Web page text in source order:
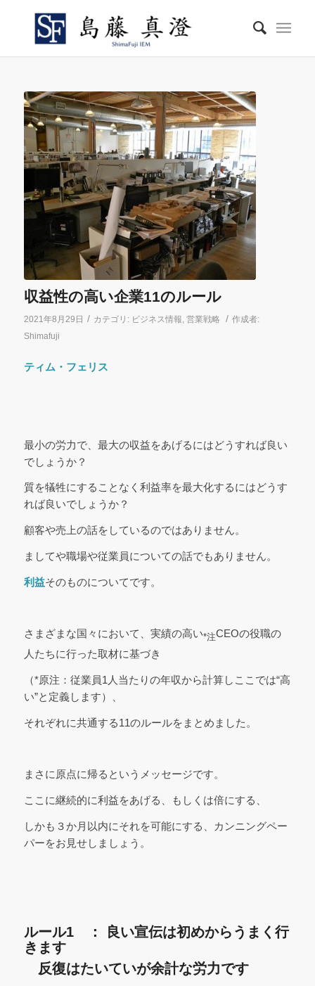
収益性の高い企業11のルール
2021年8月29日 / カテゴリ: ビジネス情報 営業戦略 / 作成者:
Shimafuji
ティム・フェリス
最小の労力で、最大の収益をあげるにはどうすれば良い
でしょうか？
質を犠牲にすることなく利益率を最大化するにはどうす
れば良いでしょうか？
顧客や売上の話をしているのではありません。
ましてや職場や従業員についての話でもありません。
利益そのものについてです。
さまざまな国々において、実績の高い*注CEOの役職の
人たちに行った取材に基づき
（*原注：従業員1人当たりの年収から計算しここでは“高
い”と定義します）、
それぞれに共通する11のルールをまとめました。
まさに原点に帰るというメッセージです。
ここに継続的に利益をあげる、もしくは倍にする、
しかも３か月以内にそれを可能にする、カンニングペー
パーをお見せしましょう。
ルール1 ： 良い宣伝は初めからうまく行
きます
反復はたいていが余計な労力です